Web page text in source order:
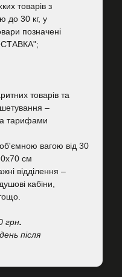
товарів з
до 30 кг, у
позначені
товарів та
–
тарифами
вагою від 30
см
відділення –
кабіни,
грн.
після